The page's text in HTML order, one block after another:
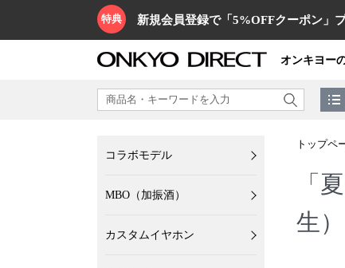
特典 新規会員登録で「5%OFFクーポン」
オンキヨー
トップペ
「
生）
コラボモデル
MBO（加振酒）
カスタムイヤホン